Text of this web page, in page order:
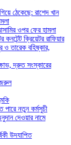
ঠেকেছে: রাশেদ খান
ওপর ফের হামলা
ক্রিয়েটর রাফিয়ার
ও তারেক বহিষ্কার,
দ্রুত সংস্কারের
নতুন কর্মসুচী
দেওয়ার নামে
উদযাপিত